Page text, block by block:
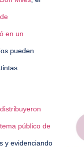
en un
pueden
público de
y evidenciando